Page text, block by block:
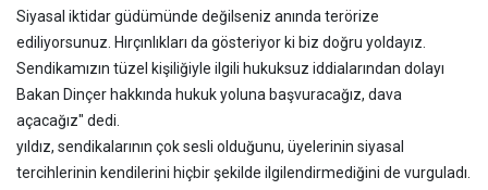
Siyasal iktidar güdümünde değilseniz anında terörize
ediliyorsunuz. Hırçınlıkları da gösteriyor ki biz doğru yoldayız.
Sendikamızın tüzel kişiliğiyle ilgili hukuksuz iddialarından dolayı
Bakan Dinçer hakkında hukuk yoluna başvuracağız, dava
açacağız" dedi.
yıldız, sendikalarının çok sesli olduğunu, üyelerinin siyasal
tercihlerinin kendilerini hiçbir şekilde ilgilendirmediğini de vurguladı.